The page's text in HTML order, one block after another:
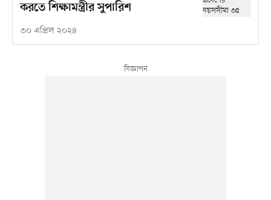
করতে শিক্ষামন্ত্রীর সুপারিশ
৩০ এপ্রিল ২০২৪